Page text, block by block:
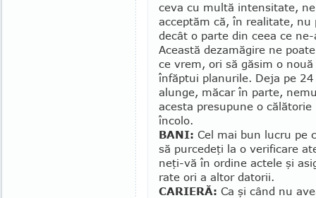
ceva cu multă intensitate,
accep­tăm că, în realitate, nu
decât o parte din ceea ce
Această dezamăgire ne
ce vrem, ori să găsim o
înfăptui planurile. Deja pe
alunge, măcar în parte,
acesta presupune o
încolo.
BANI: Cel mai bun lucru pe
să purcedeţi la o verificare
neţi-vă în ordine actele şi
rate ori a altor datorii.
CARIERĂ: Ca şi când nu